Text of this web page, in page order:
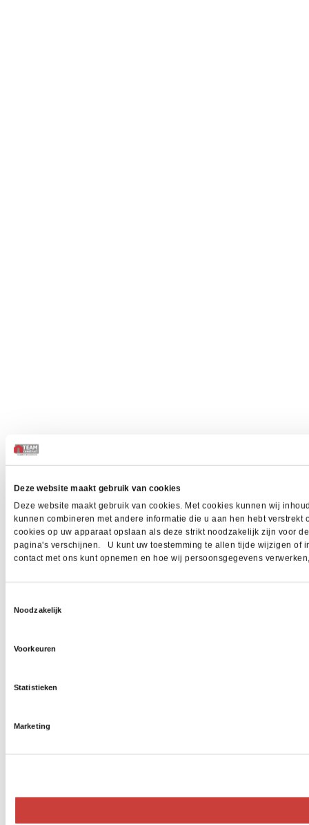
Deze website maakt gebruik van cookies
Deze website maakt gebruik van cookies. Met cookies kunnen wij
kunnen combineren met andere informatie die u aan hen hebt
cookies op uw apparaat opslaan als deze strikt noodzakelijk zijn voor
pagina's verschijnen. U kunt uw toestemming te allen tijde wijzigen of
contact met ons kunt opnemen en hoe wij persoonsgegevens
Noodzakelijk
Voorkeuren
Statistieken
Marketing